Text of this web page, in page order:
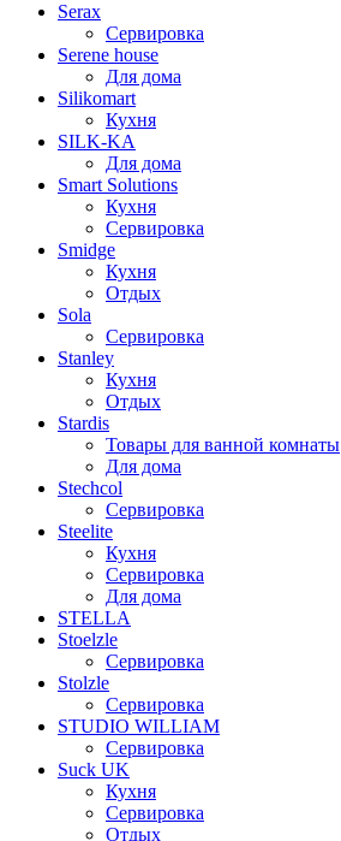
Serax
Сервировка
Serene house
Для дома
Silikomart
Кухня
SILK-KA
Для дома
Smart Solutions
Кухня
Сервировка
Smidge
Кухня
Отдых
Sola
Сервировка
Stanley
Кухня
Отдых
Stardis
Товары для ванной комнаты
Для дома
Stechcol
Сервировка
Steelite
Кухня
Сервировка
Для дома
STELLA
Stoelzle
Сервировка
Stolzle
Сервировка
STUDIO WILLIAM
Сервировка
Suck UK
Кухня
Сервировка
Отдых